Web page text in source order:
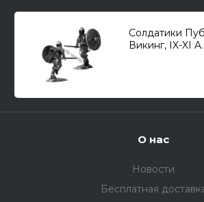
Солдатики
Викинг, IX-XI
О нас
Новости
Бесплатная